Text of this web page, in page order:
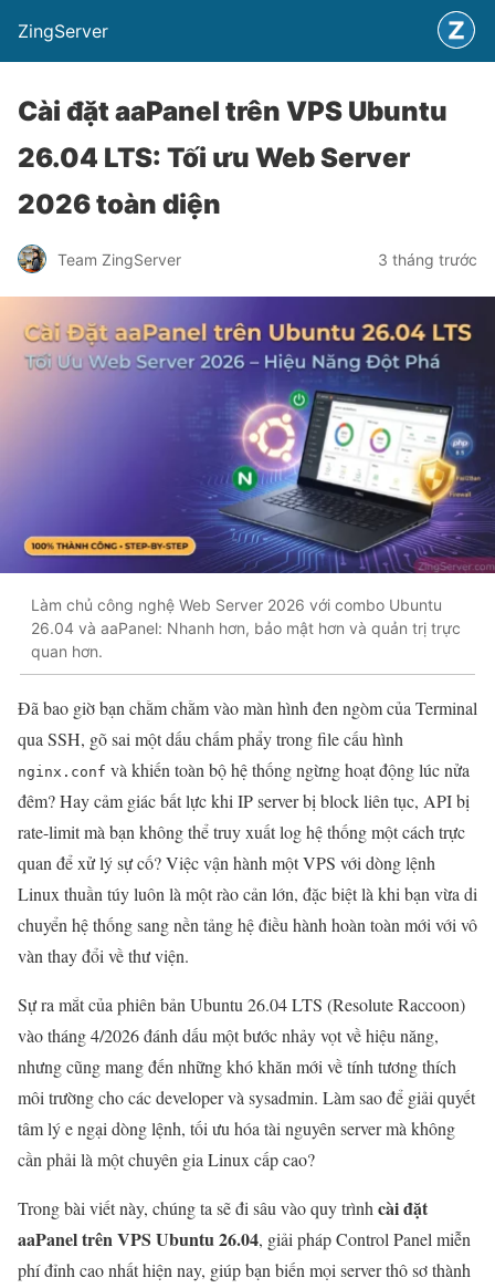
ZingServer
Cài đặt aaPanel trên VPS Ubuntu
26.04 LTS: Tối ưu Web Server
2026 toàn diện
Team ZingServer 3 tháng trước
Làm chủ công nghệ Web Server 2026 với combo Ubuntu
26.04 và aaPanel: Nhanh hơn, bảo mật hơn và quản trị trực
quan hơn.
Đã bao giờ bạn chằm chằm vào màn hình đen ngòm của Terminal
qua SSH, gõ sai một dấu chấm phẩy trong file cấu hình
nginx.conf và khiến toàn bộ hệ thống ngừng hoạt động lúc nửa
đêm? Hay cảm giác bất lực khi IP server bị block liên tục, API bị
rate-limit mà bạn không thể truy xuất log hệ thống một cách trực
quan để xử lý sự cố? Việc vận hành một VPS với dòng lệnh
Linux thuần túy luôn là một rào cản lớn, đặc biệt là khi bạn vừa di
chuyển hệ thống sang nền tảng hệ điều hành hoàn toàn mới với vô
vàn thay đổi về thư viện.
Sự ra mắt của phiên bản Ubuntu 26.04 LTS (Resolute Raccoon)
vào tháng 4/2026 đánh dấu một bước nhảy vọt về hiệu năng,
nhưng cũng mang đến những khó khăn mới về tính tương thích
môi trường cho các developer và sysadmin. Làm sao để giải quyết
tâm lý e ngại dòng lệnh, tối ưu hóa tài nguyên server mà không
cần phải là một chuyên gia Linux cấp cao?
Trong bài viết này, chúng ta sẽ đi sâu vào quy trình cài đặt
aaPanel trên VPS Ubuntu 26.04, giải pháp Control Panel miễn
phí đỉnh cao nhất hiện nay, giúp bạn biến mọi server thô sơ thành